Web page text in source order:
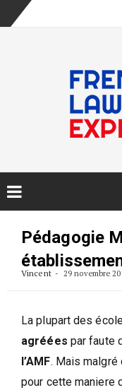
Pédagogie
Vincent 29 novembre
La plupart des
agréées par faute
l’AMF. Mais malgré
pour cette maniere